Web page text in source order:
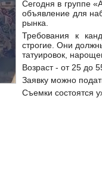
Сегодня в группе
объявление для
рынка.
Требования к
строгие. Они
татуировок,
Возраст - от 25 до
Заявку можно
Съемки состоятся